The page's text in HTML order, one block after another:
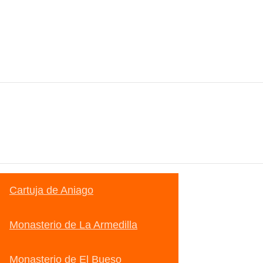
Cartuja de Aniago
Monasterio de La Armedilla
Monasterio de El Bueso